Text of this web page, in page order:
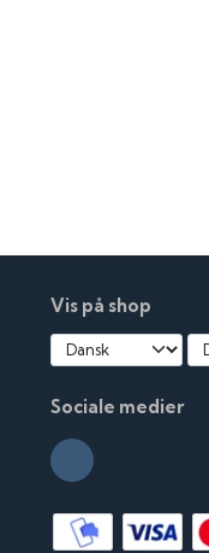
Vis på shop
Sociale medier